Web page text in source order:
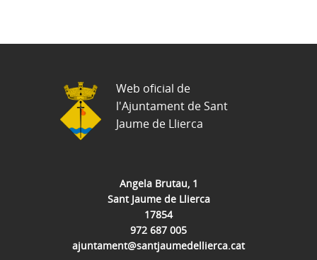
Angela Brutau, 1
Sant Jaume de Llierca
17854
972 687 005
ajuntament@santjaumedellierca.cat
Web oficial de
l'Ajuntament de Sant
Jaume de Llierca